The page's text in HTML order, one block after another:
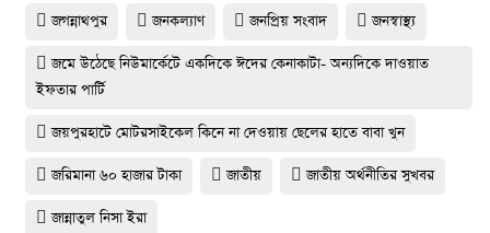
জগন্নাথপুর জনকল্যাণ জনপ্রিয় সংবাদ জনস্বাস্থ্য
জমে উঠেছে নিউমার্কেটে একদিকে ঈদের কেনাকাটা- অন্যদিকে দাওয়াত
ইফতার পার্টি
জয়পুরহাটে মোটরসাইকেল কিনে না দেওয়ায় ছেলের হাতে বাবা খুন
জরিমানা ৬০ হাজার টাকা জাতীয় জাতীয় অর্থনীতির সুখবর
জান্নাতুল নিসা ইরা